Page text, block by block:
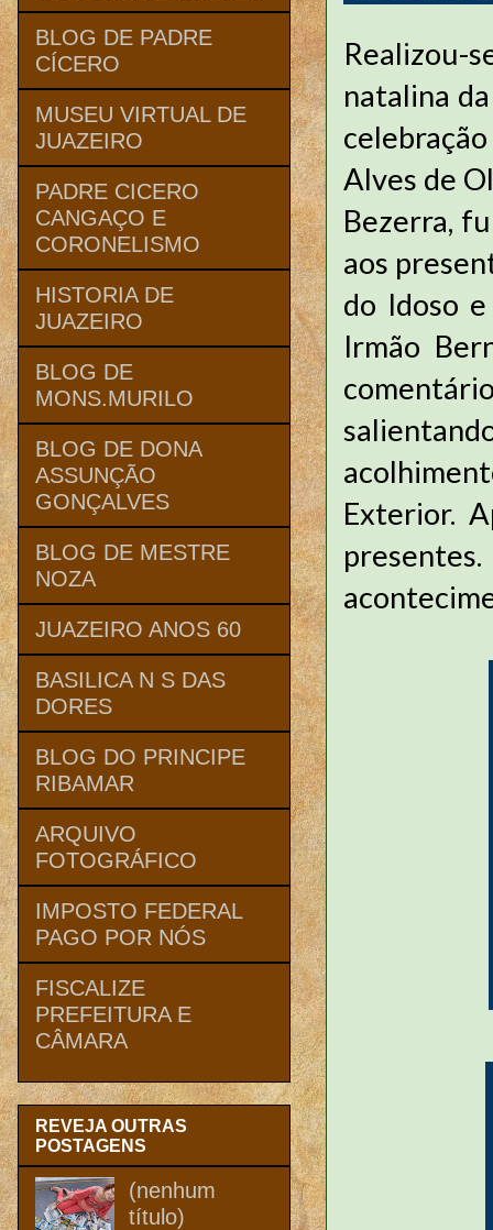
Realizou-
natalina
Alves de
Bezerra,
aos
do Idoso
Irmão
Exterior.
BLOG DE PADRE
CÍCERO
MUSEU VIRTUAL DE
JUAZEIRO
PADRE CICERO
CANGAÇO E
CORONELISMO
HISTORIA DE
JUAZEIRO
BLOG DE
MONS.MURILO
BLOG DE DONA
ASSUNÇÃO
GONÇALVES
BLOG DE MESTRE
NOZA
JUAZEIRO ANOS 60
BASILICA N S DAS
DORES
BLOG DO PRINCIPE
RIBAMAR
ARQUIVO
FOTOGRÁFICO
IMPOSTO FEDERAL
PAGO POR NÓS
FISCALIZE
PREFEITURA E
CÂMARA
REVEJA OUTRAS
POSTAGENS
(nenhum
título)